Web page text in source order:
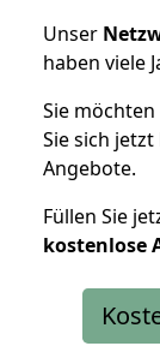
Unser
haben viele
Sie möchten
Sie sich
Angebote.
Füllen Sie
kostenlose